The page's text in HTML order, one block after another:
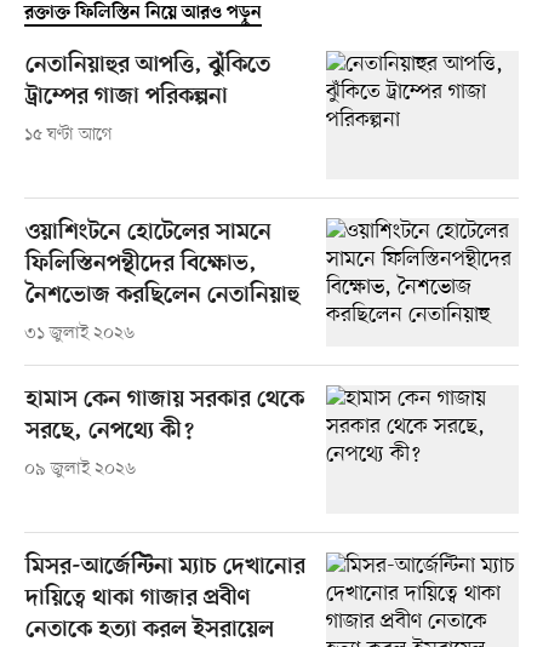
রক্তাক্ত ফিলিস্তিন নিয়ে আরও পড়ুন
নেতানিয়াহুর আপত্তি, ঝুঁকিতে
ট্রাম্পের গাজা পরিকল্পনা
১৫ ঘণ্টা আগে
ওয়াশিংটনে হোটেলের সামনে
ফিলিস্তিনপন্থীদের বিক্ষোভ,
নৈশভোজ করছিলেন নেতানিয়াহু
৩১ জুলাই ২০২৬
হামাস কেন গাজায় সরকার থেকে
সরছে, নেপথ্যে কী?
০৯ জুলাই ২০২৬
মিসর-আর্জেন্টিনা ম্যাচ দেখানোর
দায়িত্বে থাকা গাজার প্রবীণ
নেতাকে হত্যা করল ইসরায়েল